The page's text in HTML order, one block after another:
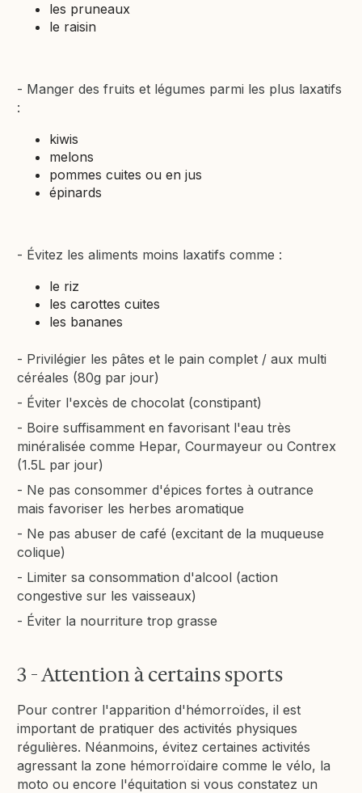
les pruneaux
le raisin
- Manger des fruits et légumes parmi les plus laxatifs
:
kiwis
melons
pommes cuites ou en jus
épinards
- Évitez les aliments moins laxatifs comme :
le riz
les carottes cuites
les bananes
- Privilégier les pâtes et le pain complet / aux multi
céréales (80g par jour)
- Éviter l'excès de chocolat (constipant)
- Boire suffisamment en favorisant l'eau très
minéralisée comme Hepar, Courmayeur ou Contrex
(1.5L par jour)
- Ne pas consommer d'épices fortes à outrance
mais favoriser les herbes aromatique
- Ne pas abuser de café (excitant de la muqueuse
colique)
- Limiter sa consommation d'alcool (action
congestive sur les vaisseaux)
- Éviter la nourriture trop grasse
3 - Attention à certains sports
Pour contrer l'apparition d'hémorroïdes, il est
important de pratiquer des activités physiques
régulières. Néanmoins, évitez certaines activités
agressant la zone hémorroïdaire comme le vélo, la
moto ou encore l'équitation si vous constatez un